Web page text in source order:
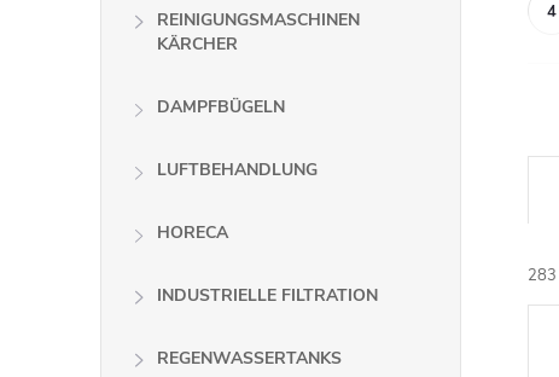
REINIGUNGSMASCHINEN
KÄRCHER
DAMPFBÜGELN
LUFTBEHANDLUNG
HORECA
INDUSTRIELLE FILTRATION
REGENWASSERTANKS
r
o
283